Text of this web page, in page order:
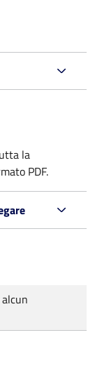
la
PDF.